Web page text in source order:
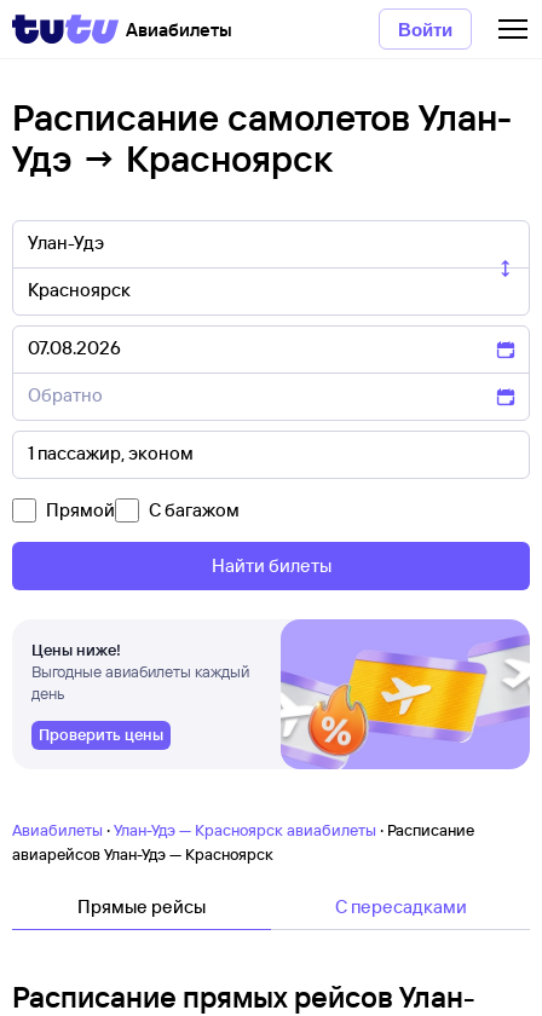
Авиабилеты Войти
Расписание самолетов Улан-
Удэ → Красноярск
Прямой С багажом
Найти билеты
Цены ниже!
Выгодные авиабилеты каждый
день
Проверить цены
Авиабилеты ·Улан-Удэ — Красноярск авиабилеты · Расписание
авиарейсов Улан-Удэ — Красноярск
Прямые рейсы C пересадками
Расписание прямых рейсов Улан-